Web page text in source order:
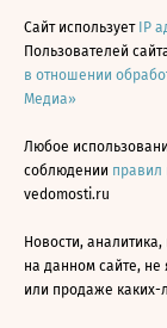
Сайт использует IP
Пользователей
в отношении
Медиа»
Любое
соблюдении правил
vedomosti.ru
Новости,
на данном сайте,
или продаже каких-